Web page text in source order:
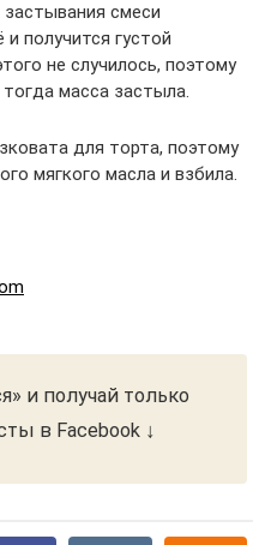
смеси
получится густой
не случилось, поэтому
масса застыла.
для торта, поэтому
мягкого масла и взбила.
и получай только
в Facebook ↓